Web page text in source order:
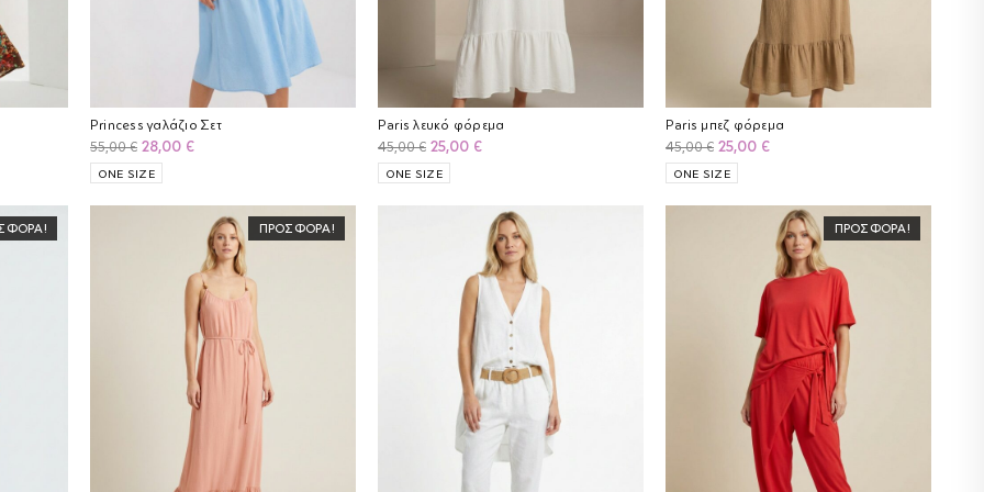
Princess γαλάζιο Σετ
55,00€ Original
price
was:
55,00 €.
28,00 €Η
είναι:
28,00 €.
ONE SIZE
Paris λευκό φόρεμα
45,00€ Original
price
was:
25,00 €Η
είναι:
25,00 €.
ONE SIZE
Paris μπεζ φόρεμα
45,00€ Original
price
was:
45,00 €.
25,00 €Η
είναι:
25,00 €.
ONE SIZE
ΠΡΟΣΦΟΡΆ! ΠΡΟΣΦΟΡΆ!